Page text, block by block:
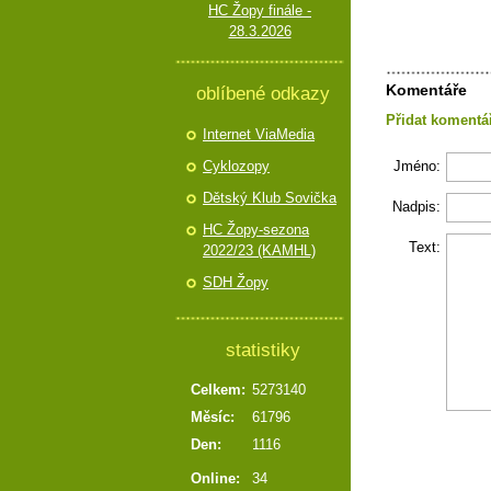
Komentáře
Přidat
Jméno:
Nadpis:
Text:
HC Žopy finále -
28.3.2026
oblíbené odkazy
Internet ViaMedia
Cyklozopy
Dětský Klub Sovička
HC Žopy-sezona
2022/23 (KAMHL)
SDH Žopy
statistiky
Online: 34
Celkem: 5273140
Měsíc:
61796
Den:
1116